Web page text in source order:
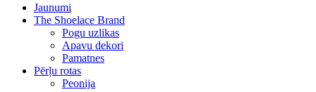
Jaunumi
The Shoelace Brand
Pogu uzlikas
Apavu dekori
Pamatnes
Pērļu rotas
Peonija